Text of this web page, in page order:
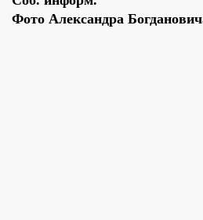
Фото Александра